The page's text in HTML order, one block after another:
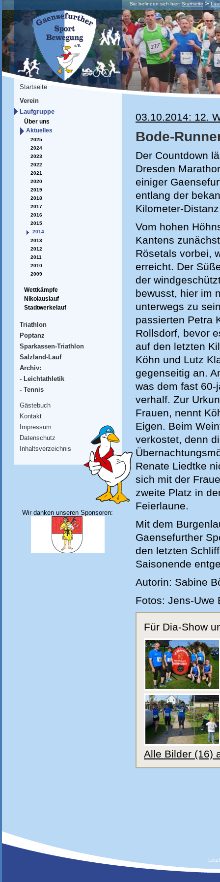
Sie befinden sich hier: Startseite
Startseite
Verein
Laufgruppe
Über uns
Aktuelles
2025
2024
2023
2022
2021
2020
2019
2018
2017
2016
2015
2014
2013
2012
2011
2010
2009
Wettkämpfe
Nikolauslauf
Stadtwerkelauf
Triathlon
Poptanz
Sparkassen-Triathlon
Salzland-Lauf
Archiv:
- Leichtathletik
- Tennis
Gästebuch
Kontakt
Impressum
Datenschutz
Inhaltsverzeichnis
Wir danken unseren Sponsoren:
03.10.2014: 12.
Bode-
Der Countdown
Dresden
einiger
entlang der
Kilometer-
Vom hohen
Kantens
Rösetals vorbei,
erreicht. Der
der
bewusst, hier im
unterwegs zu
passierten Petra
Rollsdorf, bevor
auf den letzten
Köhn und Lutz
gegenseitig an.
was dem fast
verhalf. Zur
Frauen, nennt
Eigen. Beim
verkostet, denn
Renate Liedtke
sich mit der
zweite Platz in
Feierlaune.
Mit dem
Gaensefurther
den letzten
Saisonende
Autorin: Sabine
Fotos: Jens-Uwe
Für Dia-Show
Alle Bilder (16)